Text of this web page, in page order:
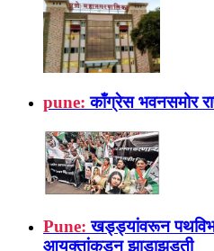
pune: काँग्रेस भवनसमोर
Pune: खड्ड्यांवरून
आयुक्तांकडून झाडाझडती